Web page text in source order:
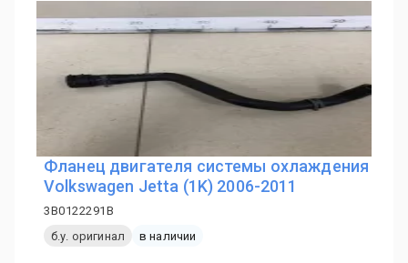
Фланец двигателя системы охлаждения
Volkswagen Jetta (1K) 2006-2011
3B0122291B
б.у. оригинал
в наличии